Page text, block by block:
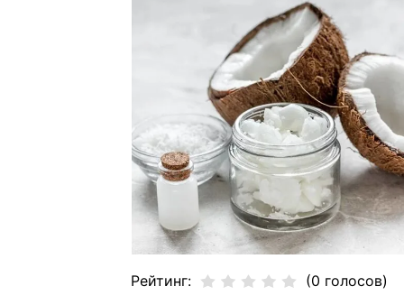
Рейтинг: (0 голосов)